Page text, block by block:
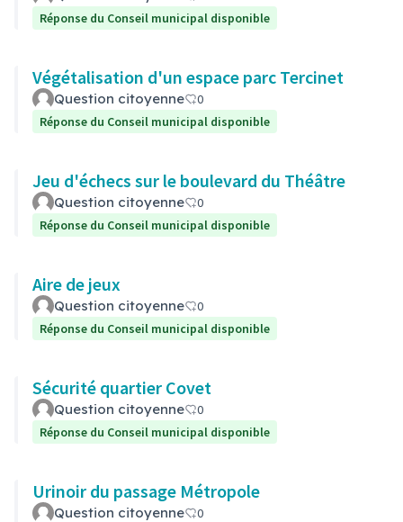
Réponse du Conseil municipal disponible
Végétalisation d'un espace parc Tercinet
Question citoyenne
0
Réponse du Conseil municipal disponible
Jeu d'échecs sur le boulevard du Théâtre
Question citoyenne
0
Réponse du Conseil municipal disponible
Aire de jeux
Question citoyenne
0
Réponse du Conseil municipal disponible
Sécurité quartier Covet
Question citoyenne
0
Réponse du Conseil municipal disponible
Urinoir du passage Métropole
Question citoyenne
0